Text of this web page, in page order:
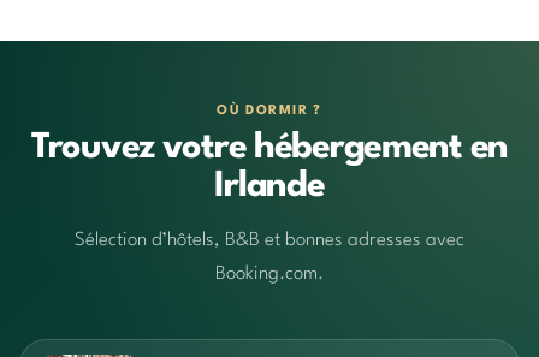
OÙ DORMIR ?
Trouvez votre hébergement en
Irlande
Sélection d’hôtels, B&B et bonnes adresses avec
Booking.com.